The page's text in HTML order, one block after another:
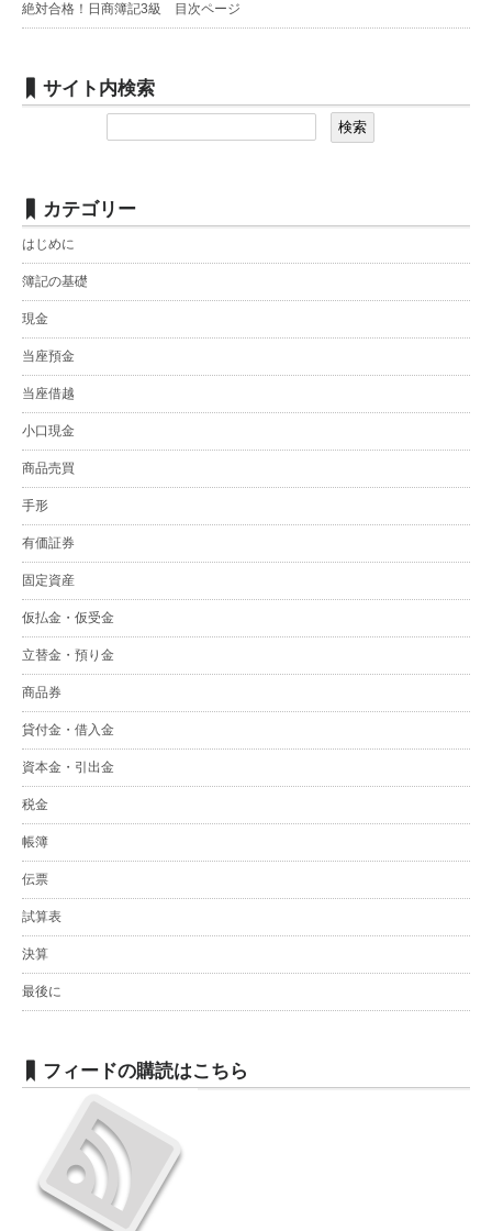
絶対合格！日商簿記3級 目次ページ
サイト内検索
カテゴリー
はじめに
簿記の基礎
現金
当座預金
当座借越
小口現金
商品売買
手形
有価証券
固定資産
仮払金・仮受金
立替金・預り金
商品券
貸付金・借入金
資本金・引出金
税金
帳簿
伝票
試算表
決算
最後に
フィードの購読はこちら